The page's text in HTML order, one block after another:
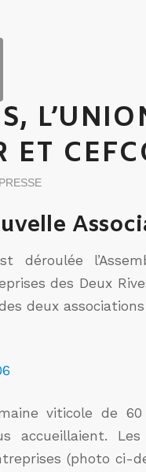
ET
des Deux
deux
viticole de
accueillaient.
(photo ci-